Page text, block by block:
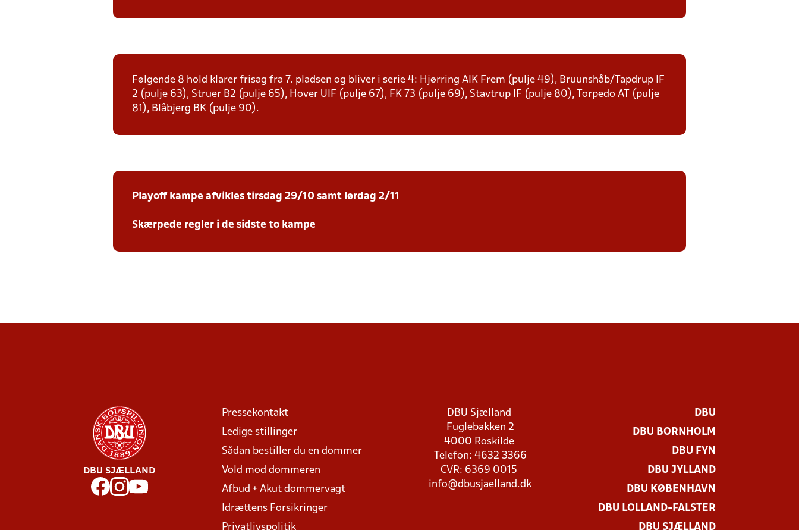
Følgende 8 hold klarer frisag fra 7. pladsen og bliver i serie 4: Hjørring AIK Frem (pulje 49), Bruunshåb/Tapdrup IF
2 (pulje 63), Struer B2 (pulje 65), Hover UIF (pulje 67), FK 73 (pulje 69), Stavtrup IF (pulje 80), Torpedo AT (pulje
81), Blåbjerg BK (pulje 90).
Playoff kampe afvikles tirsdag 29/10 samt lørdag 2/11
Skærpede regler i de sidste to kampe
DBU SJÆLLAND
Pressekontakt
Ledige stillinger
Sådan bestiller du en dommer
Vold mod dommeren
Afbud + Akut dommervagt
Idrættens Forsikringer
Privatlivspolitik
DBU Sjælland
Fuglebakken 2
4000 Roskilde
Telefon: 4632 3366
CVR: 6369 0015
info@dbusjaelland.dk
DBU
DBU BORNHOLM
DBU FYN
DBU JYLLAND
DBU KØBENHAVN
DBU LOLLAND-FALSTER
DBU SJÆLLAND